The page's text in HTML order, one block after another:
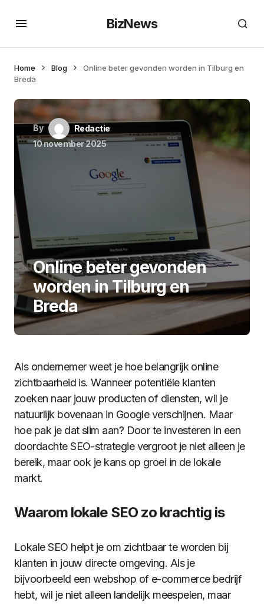
BizNews
Home Blog
Online beter gevonden worden in Tilburg en
Breda
By
Redactie
10 november 2025
Online beter gevonden
worden in Tilburg en
Breda
Als ondernemer weet je hoe belangrijk online
zichtbaarheid is. Wanneer potentiële klanten
zoeken naar jouw producten of diensten, wil je
natuurlijk bovenaan in Google verschijnen. Maar
hoe pak je dat slim aan? Door te investeren in een
doordachte SEO-strategie vergroot je niet alleen je
bereik, maar ook je kans op groei in de lokale
markt.
Waarom lokale SEO zo krachtig is
Lokale SEO helpt je om zichtbaar te worden bij
klanten in jouw directe omgeving. Als je
bijvoorbeeld een webshop of e-commerce bedrijf
hebt, wil je niet alleen landelijk meespelen, maar